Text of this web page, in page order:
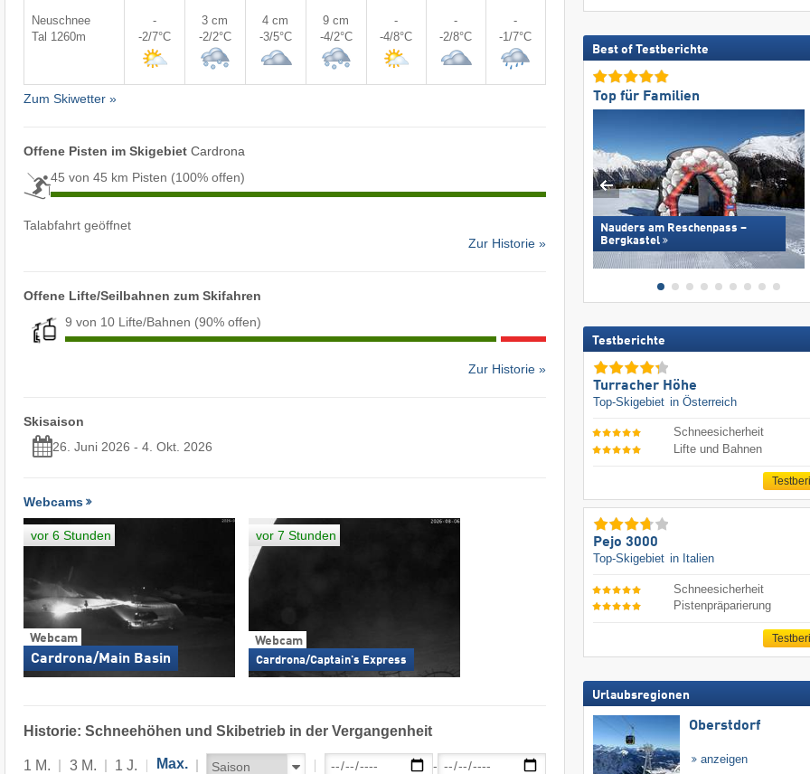
Neuschnee
Tal 1260m
-
-2/7°C
3 cm
-2/2°C
4 cm
-3/5°C
9 cm
-4/2°C
-
-4/8°C
-
-2/8°C
-
-1/7°C
Zum Skiwetter »
Offene Pisten im Skigebiet Cardrona
45 von 45 km Pisten (100% offen)
Talabfahrt geöffnet
Zur Historie »
Offene Lifte/Seilbahnen zum Skifahren
9 von 10 Lifte/Bahnen (90% offen)
Zur Historie »
Skisaison
26. Juni 2026 - 4. Okt. 2026
Webcams
Webcam
Cardrona/Main Basin
vor 6 Stunden
Webcam
Cardrona/Captain's Express
vor 7 Stunden
Historie: Schneehöhen und Skibetrieb in der Vergangenheit
1 M. 3 M. 1 J. Max. -
Best of Testberichte
Top für Familien
Nauders am Reschenpass –
Bergkastel
Testberichte
Turracher Höhe
Top-Skigebiet in Österreich
Schneesicherheit
Lifte und Bahnen
Pejo 3000
Top-Skigebiet in Italien
Schneesicherheit
Pistenpräparierung
Urlaubsregionen
Oberstdorf
anzeigen